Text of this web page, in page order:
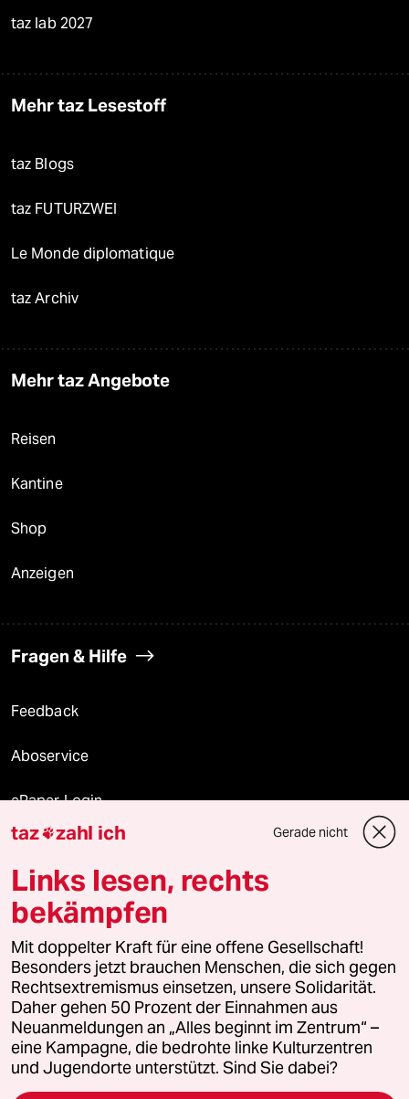
taz lab 2027
Mehr taz Lesestoff
taz Blogs
taz FUTURZWEI
Le Monde diplomatique
taz Archiv
Mehr taz Angebote
Reisen
Kantine
Shop
Anzeigen
Fragen & Hilfe
Feedback
Aboservice
ePaper Login
Downloads für Abonnierende
© 2026 taz Verlags und Vertriebs GmbH
Alle Rechte vorbehalten. Bei rechtlichen Fragen oder für Genehmigungen
wenden Sie sich bitte an lizenzen@taz.de
Feedback Redaktionsstatut Kommune-Richtlinien
Leitlinie Informant Datenschutz Impressum AGB
taz zahl ich Gerade nicht
Links lesen, rechts
bekämpfen
Mit doppelter Kraft für eine offene Gesellschaft!
Besonders jetzt brauchen Menschen, die sich gegen
Rechtsextremismus einsetzen, unsere Solidarität.
Daher gehen 50 Prozent der Einnahmen aus
Neuanmeldungen an „Alles beginnt im Zentrum“ –
eine Kampagne, die bedrohte linke Kulturzentren
und Jugendorte unterstützt. Sind Sie dabei?